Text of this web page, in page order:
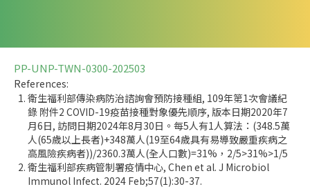
References:
衛生福利部傳染病防治諮詢會預防接種組, 109年第1次會議紀
錄 附件2 COVID-19疫苗接種對象優先順序, 版本日期2020年7
月6日, 訪問日期2024年8月30日。每5人有1人算法：(348.5萬
人(65歲以上長者)+348萬人(19至64歲具有易導致嚴重疾病之
高風險疾病者))/2360.3萬人(全人口數)=31%，2/5>31%>1/5
衛生福利部疾病管制署疫情中心, Chen et al. J Microbiol
Immunol Infect. 2024 Feb;57(1):30-37.
PP-UNP-TWN-0300-202503